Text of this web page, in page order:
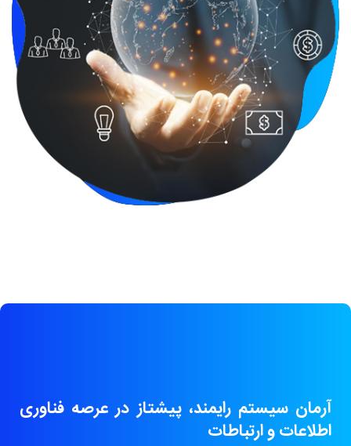
آرمان سیستم رایمند، پیشتاز در عرصه فناوری
اطلاعات و ارتباطات